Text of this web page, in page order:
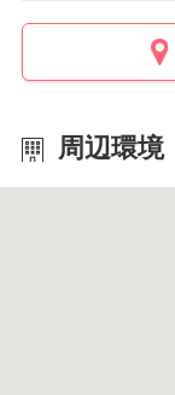
周辺環境